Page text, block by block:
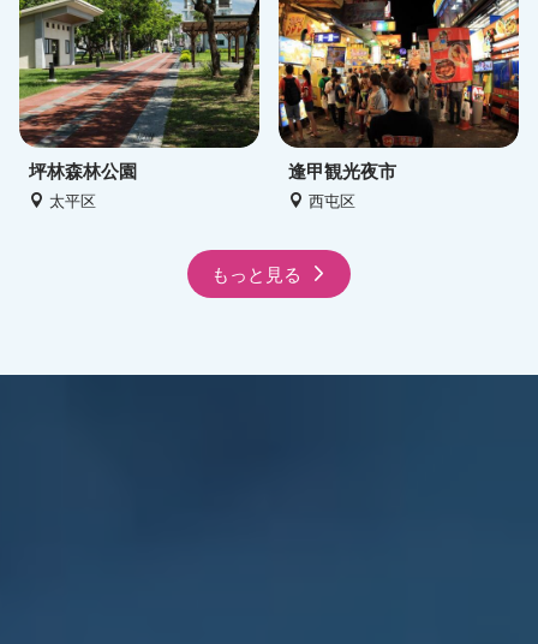
坪林森林公園
太平区
逢甲観光夜市
西屯区
もっと見る